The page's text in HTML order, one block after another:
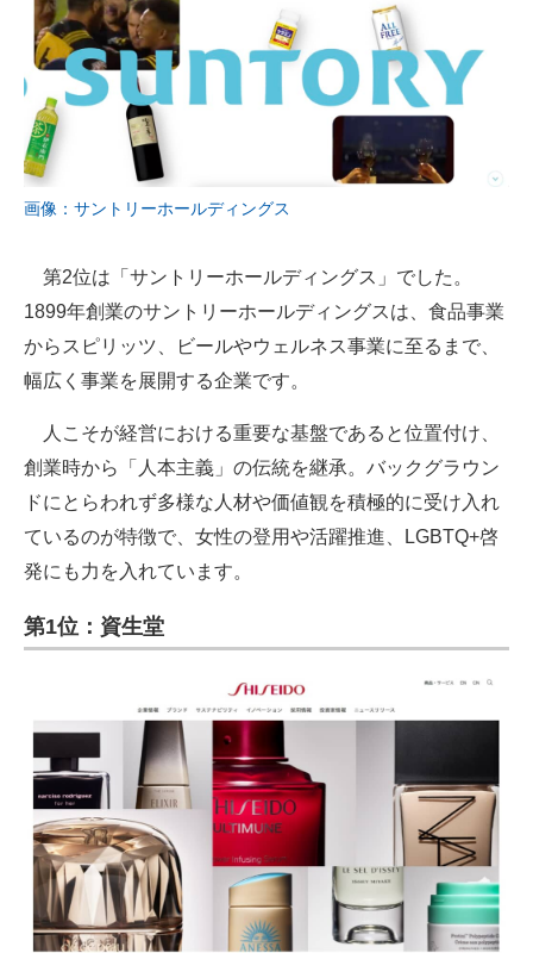
画像：サントリーホールディングス
第2位は「サントリーホールディングス」でした。
1899年創業のサントリーホールディングスは、食品事業
からスピリッツ、ビールやウェルネス事業に至るまで、
幅広く事業を展開する企業です。
人こそが経営における重要な基盤であると位置付け、
創業時から「人本主義」の伝統を継承。バックグラウン
ドにとらわれず多様な人材や価値観を積極的に受け入れ
ているのが特徴で、女性の登用や活躍推進、LGBTQ+啓
発にも力を入れています。
第1位：資生堂